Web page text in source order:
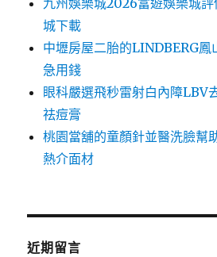
九州娛樂城2026富遊娛樂城
城下載
中壢房屋二胎的LINDBERG鳳
急用錢
眼科嚴選飛秒雷射白內障LBV
祛痘膏
桃園當舖的童顏針並醫洗臉幫
熱介面材
近期留言